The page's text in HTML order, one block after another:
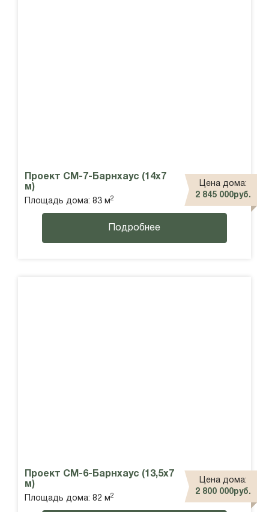
Проект СМ-7-Барнхаус (14х7
м)
Площадь дома: 83 м2
Цена дома:
2 845 000руб.
Подробнее
Проект СМ-6-Барнхаус (13,5х7
м)
Площадь дома: 82 м2
Цена дома:
2 800 000руб.